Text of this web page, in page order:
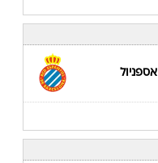
אספניול